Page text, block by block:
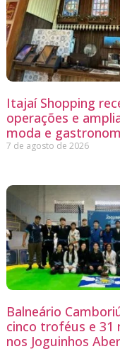
Itajaí Shopping
operações e
moda e
7 de agosto de 2026
Balneário
cinco troféus e 31
nos Joguinhos